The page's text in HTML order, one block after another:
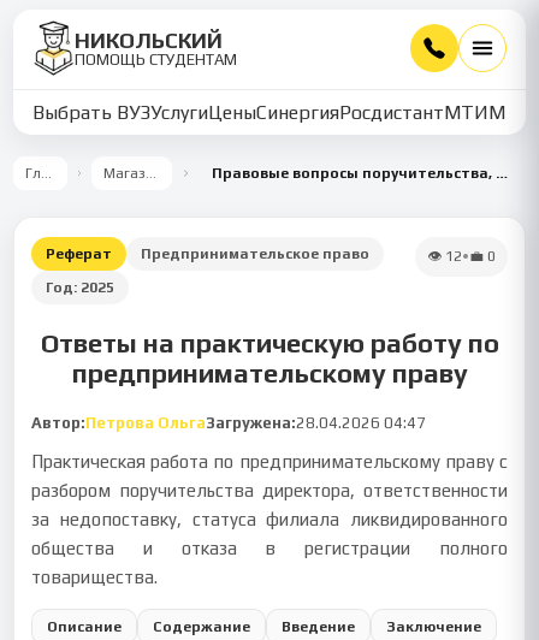
НИКОЛЬСКИЙ
ПОМОЩЬ СТУДЕНТАМ
Выбрать ВУЗУслугиЦеныСинергияРосдистантМТИММУ
Главная Магазин работ Правовые вопросы поручительства, банкротства и регистрации в предпринимательском праве
Реферат
Предпринимательское право
Год: 2025
👁 12•💼 0
Ответы на практическую работу по
предпринимательскому праву
Автор:Петрова ОльгаЗагружена:28.04.2026 04:47
Практическая работа по предпринимательскому праву с
разбором поручительства директора, ответственности
за недопоставку, статуса филиала ликвидированного
общества и отказа в регистрации полного
товарищества.
Описание Содержание Введение Заключение